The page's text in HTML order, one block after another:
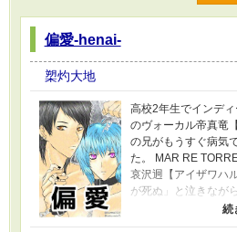
偏愛-henai-
槊灼大地
高校2年生でインデ
のヴォーカル帝真竜
の兄がもうすぐ病気
た。 MAR RE
哀沢迥【アイザワハ
が死ぬ」と泣きなが
の相談相手になった